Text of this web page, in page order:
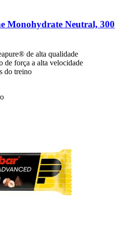
Monohydrate Neutral, 300
de alta qualidade
de força a alta velocidade
do treino